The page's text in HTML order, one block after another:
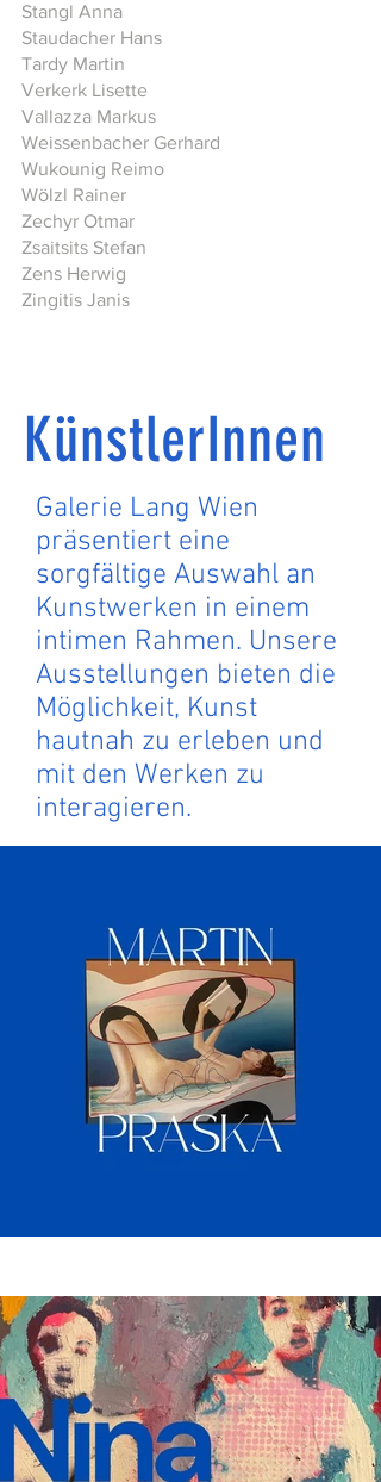
Stangl Anna
Staudacher Hans
Tardy Martin
Verkerk Lisette
Vallazza Markus
Weissenbacher Gerhard
Wukounig Reimo
Wölzl Rainer
Zechyr Otmar
Zsaitsits Stefan
Zens Herwig
Zingitis Janis
KünstlerInnen
Galerie Lang Wien
präsentiert eine
sorgfältige Auswahl an
Kunstwerken in einem
intimen Rahmen. Unsere
Ausstellungen bieten die
Möglichkeit, Kunst
hautnah zu erleben und
mit den Werken zu
interagieren.